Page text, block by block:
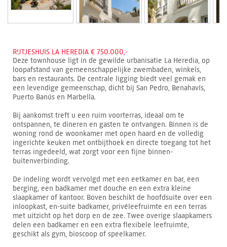
RIJTJESHUIS LA HEREDIA € 750.000,-
Deze townhouse ligt in de gewilde urbanisatie La Heredia, op
loopafstand van gemeenschappelijke zwembaden, winkels,
bars en restaurants. De centrale ligging biedt veel gemak en
een levendige gemeenschap, dicht bij San Pedro, Benahavís,
Puerto Banús en Marbella.
Bij aankomst treft u een ruim voorterras, ideaal om te
ontspannen, te dineren en gasten te ontvangen. Binnen is de
woning rond de woonkamer met open haard en de volledig
ingerichte keuken met ontbijthoek en directe toegang tot het
terras ingedeeld, wat zorgt voor een fijne binnen-
buitenverbinding.
De indeling wordt vervolgd met een eetkamer en bar, een
berging, een badkamer met douche en een extra kleine
slaapkamer of kantoor. Boven beschikt de hoofdsuite over een
inloopkast, en-suite badkamer, privéleefruimte en een terras
met uitzicht op het dorp en de zee. Twee overige slaapkamers
delen een badkamer en een extra flexibele leefruimte,
geschikt als gym, bioscoop of speelkamer.